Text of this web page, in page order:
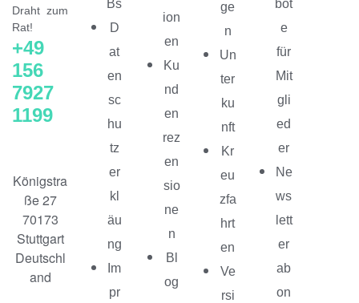
Draht zum
Rat!
+49
156
7927
1199
Königstra
ße 27
70173
Stuttgart
Deutschl
and
Bs
D
at
en
sc
hu
tz
er
kl
äu
ng
Im
pr
ion
en
Ku
nd
en
rez
en
sio
ne
n
Bl
og
ge
n
Un
ter
ku
nft
Kr
eu
zfa
hrt
en
Ve
rsi
bot
e
für
Mit
gli
ed
er
Ne
ws
lett
er
ab
on